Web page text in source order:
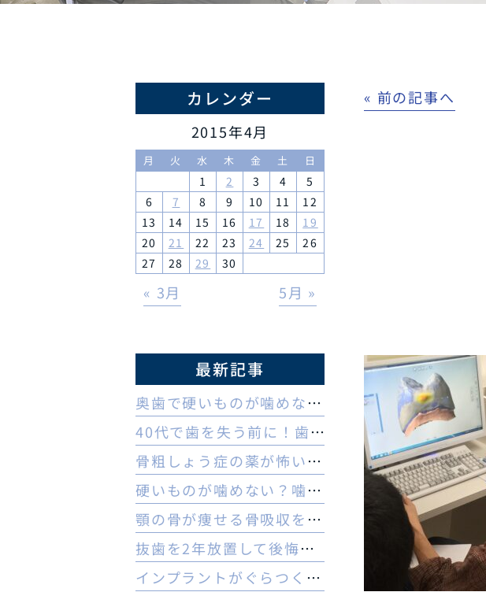
« 前の記事へ
カレンダー
2015年4月
月 火 水 木 金 土 日
1 2 3 4
5
6
7 8 9 10 11
12
13
14 15 16 17 18
19
20
21 22 23 24 25
26
27
28 29 30
« 3月 5月 »
最新記事
奥歯で硬いものが噛めない理由とは？ヒビや内部炎症の疑いと対策
40代で歯を失う前に！歯周病のセルフチェックと守る予防法
骨粗しょう症の薬が怖い方へ。顎骨壊死リスクを防ぐ3つの対策
硬いものが噛めない？噛む力の低下と認知症の関係と受診の目安
顎の骨が痩せる骨吸収を放置…治療は難しい？手遅れを防ぐ3つの対策
抜歯を2年放置して後悔…今からでもインプラントはできる？
インプラントがぐらつく！受診前にやるべき応急処置とNG行動一覧